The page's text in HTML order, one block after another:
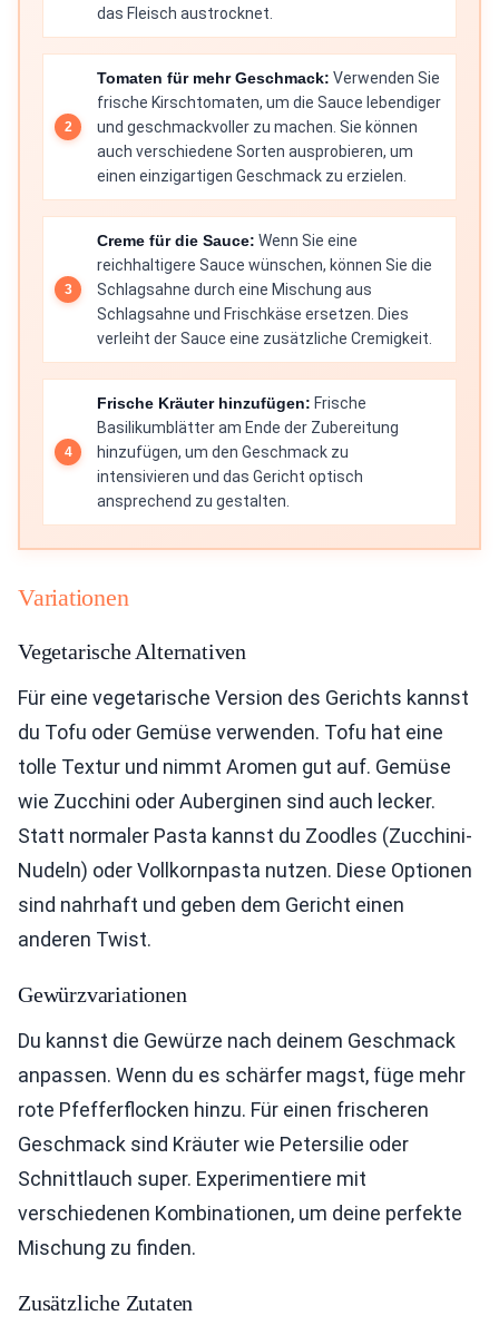
das Fleisch austrocknet.
Tomaten für mehr Geschmack: Verwenden Sie
frische Kirschtomaten, um die Sauce lebendiger
und geschmackvoller zu machen. Sie können
auch verschiedene Sorten ausprobieren, um
einen einzigartigen Geschmack zu erzielen.
Creme für die Sauce: Wenn Sie eine
reichhaltigere Sauce wünschen, können Sie die
Schlagsahne durch eine Mischung aus
Schlagsahne und Frischkäse ersetzen. Dies
verleiht der Sauce eine zusätzliche Cremigkeit.
Frische Kräuter hinzufügen: Frische
Basilikumblätter am Ende der Zubereitung
hinzufügen, um den Geschmack zu
intensivieren und das Gericht optisch
ansprechend zu gestalten.
Variationen
Vegetarische Alternativen
Für eine vegetarische Version des Gerichts kannst
du Tofu oder Gemüse verwenden. Tofu hat eine
tolle Textur und nimmt Aromen gut auf. Gemüse
wie Zucchini oder Auberginen sind auch lecker.
Statt normaler Pasta kannst du Zoodles (Zucchini-
Nudeln) oder Vollkornpasta nutzen. Diese Optionen
sind nahrhaft und geben dem Gericht einen
anderen Twist.
Gewürzvariationen
Du kannst die Gewürze nach deinem Geschmack
anpassen. Wenn du es schärfer magst, füge mehr
rote Pfefferflocken hinzu. Für einen frischeren
Geschmack sind Kräuter wie Petersilie oder
Schnittlauch super. Experimentiere mit
verschiedenen Kombinationen, um deine perfekte
Mischung zu finden.
Zusätzliche Zutaten